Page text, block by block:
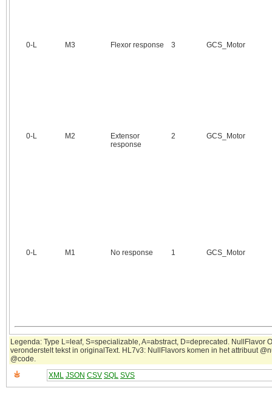
0‑L M3 Flexor response 3 GCS_Motor
0‑L M2
Extensor
response
2 GCS_Motor
0‑L M1 No response 1 GCS_Motor
Legenda: Type L=leaf, S=specializable, A=abstract, D=deprecated. NullFlavor
veronderstelt tekst in originalText. HL7v3: NullFlavors komen in het attribuut
@code.
XML JSON CSV SQL SVS